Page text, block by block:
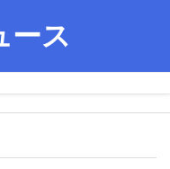
ース